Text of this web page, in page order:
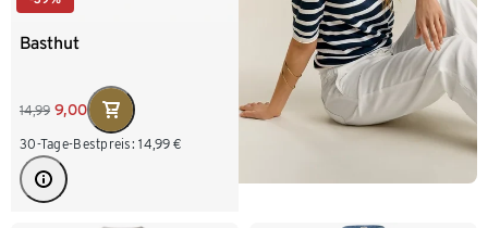
Basthut
14,99 9,00
30-Tage-Bestpreis: 14,99 €